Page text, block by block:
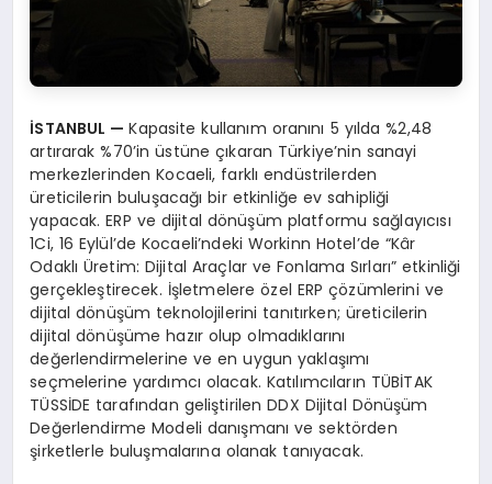
İSTANBUL —Kapasite kullanım oranını 5 yılda %2,48
artırarak %70’in üstüne çıkaran Türkiye’nin sanayi
merkezlerinden Kocaeli, farklı endüstrilerden
üreticilerin buluşacağı bir etkinliğe ev sahipliği
yapacak. ERP ve dijital dönüşüm platformu sağlayıcısı
1Ci, 16 Eylül’de Kocaeli’ndeki Workinn Hotel’de “Kâr
Odaklı Üretim: Dijital Araçlar ve Fonlama Sırları” etkinliği
gerçekleştirecek. İşletmelere özel ERP çözümlerini ve
dijital dönüşüm teknolojilerini tanıtırken; üreticilerin
dijital dönüşüme hazır olup olmadıklarını
değerlendirmelerine ve en uygun yaklaşımı
seçmelerine yardımcı olacak. Katılımcıların TÜBİTAK
TÜSSİDE tarafından geliştirilen DDX Dijital Dönüşüm
Değerlendirme Modeli danışmanı ve sektörden
şirketlerle buluşmalarına olanak tanıyacak.